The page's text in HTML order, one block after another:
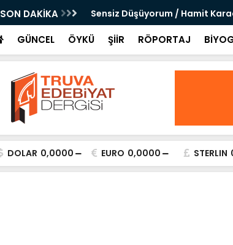
SON DAKİKA Sensiz Düşüyorum / Hamit
GÜNCEL ÖYKÜ ŞİİR RÖPORTAJ
DOLAR 0,0000 EURO 0,0000 STERLIN